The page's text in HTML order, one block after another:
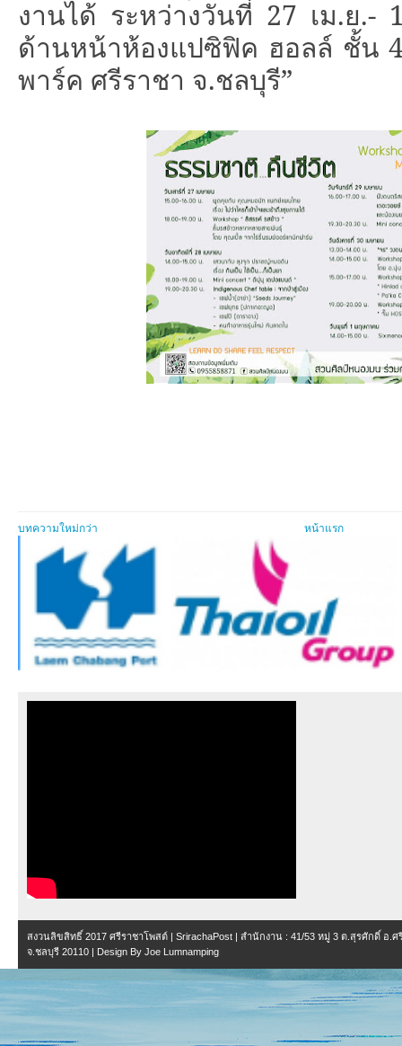
งานได้ ระหว่างวันที่ 27 เม.ย.-
ด้านหน้าห้องแปซิฟิค ฮอลล์ ชั้น
พาร์ค ศรีราชา จ.ชลบุรี”
บทความใหม่กว่า หน้าแรก
สงวนลิขสิทธิ์ 2017 ศรีราชาโพสต์ | SrirachaPost | สำนักงาน : 41/53 หมู่ 3 ต.สุรศักดิ์ อ.ศ
จ.ชลบุรี 20110 | Design By Joe Lumnamping